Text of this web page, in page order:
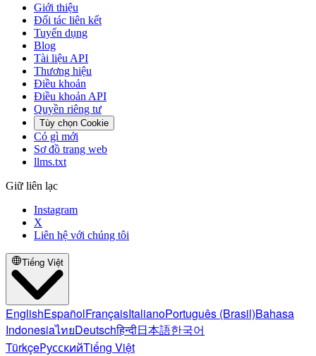
Giới thiệu
Đối tác liên kết
Tuyển dụng
Blog
Tài liệu API
Thương hiệu
Điều khoản
Điều khoản API
Quyền riêng tư
Tùy chọn Cookie
Có gì mới
Sơ đồ trang web
llms.txt
Giữ liên lạc
Instagram
X
Liên hệ với chúng tôi
Tiếng Việt
EnglishEspañolFrançaisItalianoPortuguês (Brasil)Bahasa
IndonesiaไทยDeutschहिन्दी日本語한국어
TürkçeРусскийTiếng Việt